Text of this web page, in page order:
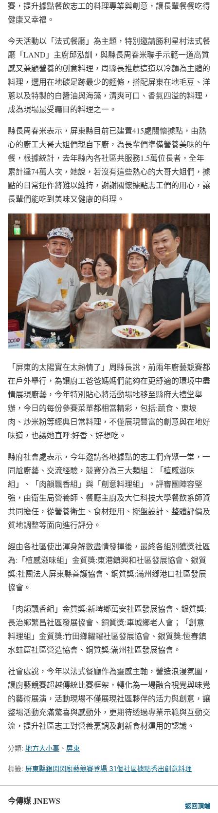
賽，提升據點餐飲志工的料理專業與創意，讓長輩餐餐吃得
健康又幸福。
今天活動以「法式餐廳」為主題，特別邀請勝利星村法式餐
廳「LAND」主廚邱泓訓，與縣長周春米聯手示範一道高質
感又兼顧營養的創意料理，周縣長推薦這道以冷麵為主體的
料理，選用在地碳足跡最少的麵條，搭配屏東在地毛豆、洋
蔥以及特製的白醬油與海藻，清爽可口、香氣四溢的料理，
成為現場最受矚目的料理之一。
縣長周春米表示，屏東縣目前已建置415處關懷據點，由熱
心的廚工大哥大姐們親自下廚，為長輩們準備營養美味的午
餐，根據統計，去年縣內各社區共服務1.5萬位長者，全年
累計達74萬人次，她說，若沒有這些熱心的大哥大姐們，據
點的日常運作將難以維持，謝謝關懷據點志工們的用心，讓
長輩們能吃到美味又健康的料理。
「屏東的太陽實在太熱情了」周縣長說，前兩年廚藝競賽都
在戶外舉行，為讓廚工爸爸媽媽們能夠在更舒適的環境中盡
情展現廚藝，今年特別貼心將活動場地移至縣府大禮堂舉
辦，今日的每份參賽菜單都相當精彩，包括:蔬食、東坡
肉、炒米粉等經典日常料理，不僅展現豐富的創意與在地好
味道，也讓她直呼:好香、好想吃。
縣府社會處表示，今年邀請各地據點的志工們齊聚一堂，一
同尬廚藝、交流經驗，競賽分為三大類組：「植感滋味
組」、「肉韻飄香組」與「創意料理組」。評審團陣容堅
強，由衛生局營養師、餐廳主廚及大仁科技大學餐飲系師資
共同擔任，從營養衛生、食材運用、擺盤設計、整體評價及
質地調整等面向進行評分。
經由各社區使出渾身解數盡情發揮後，最終各組別獲獎社區
為:「植感滋味組」金質獎:東港鎮興和社區發展協會、銀質
獎:社團法人屏東縣善護協會、銅質獎:滿州鄉港口社區發展
協會。
「肉韻飄香組」金質獎:新埤鄉萬安社區發展協會、銀質獎:
長治鄉繁昌社區發展協會、銅質獎:車城鄉老人會；「創意
料理組」金質獎:竹田鄉糶糴社區發展協會、銀質獎:恆春鎮
水蛙窟社區營造協會、銅質獎:滿州社區發展協會。
社會處說，今年以法式餐廳作為靈感主軸，營造浪漫氛圍，
讓廚藝競賽超越傳統比賽框架，轉化為一場融合視覺與味覺
的藝術展演，活動現場不僅展現社區夥伴的活力與創意，讓
整場活動充滿驚喜與感動外，更期待透過專業示範與互動交
流，提升社區志工對營養烹調及創新食材運用的認識。
分類: 地方大小事 、 屏東
標籤: 屏東縣銀閃閃廚藝競賽登場 31個社區據點秀出創意料理
今傳媒 JNEWS 返回頂端